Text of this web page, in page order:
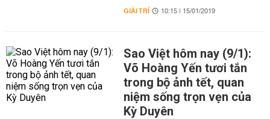
GIẢI TRÍ 10:15 | 15/01/2019
Sao Việt hôm nay (9/1):
Võ Hoàng Yến tươi tắn
trong bộ ảnh tết, quan
niệm sống trọn vẹn của
Kỳ Duyên